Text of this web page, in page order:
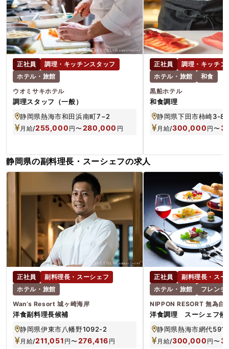
正社員
調理・キッチンスタッフ
ホテル・旅館
ウオミサキホテル
調理スタッフ（一般）
静岡県熱海市和田浜南町7−2
月給/255,000 円〜280,000 円
正社員
調理・キッチン
ホテル・旅館
和食
黒船ホテル
和食調理
静岡県下田市柿崎3-8
月給/300,000 円〜
静岡県の副料理長・スーシェフの求人
正社員
副料理長・スーシェフ
ホテル・旅館
Wan’s Resort 城ヶ崎海岸
洋食副料理長候補
静岡県伊東市八幡野1092-2
月給/211,051 円〜276,416 円
正社員
副料理長・スー
ホテル・旅館
フレンチ
NIPPON RESORT 無為自
洋食調理 スーシェフ候
静岡県熱海市網代
月給/300,000 円〜